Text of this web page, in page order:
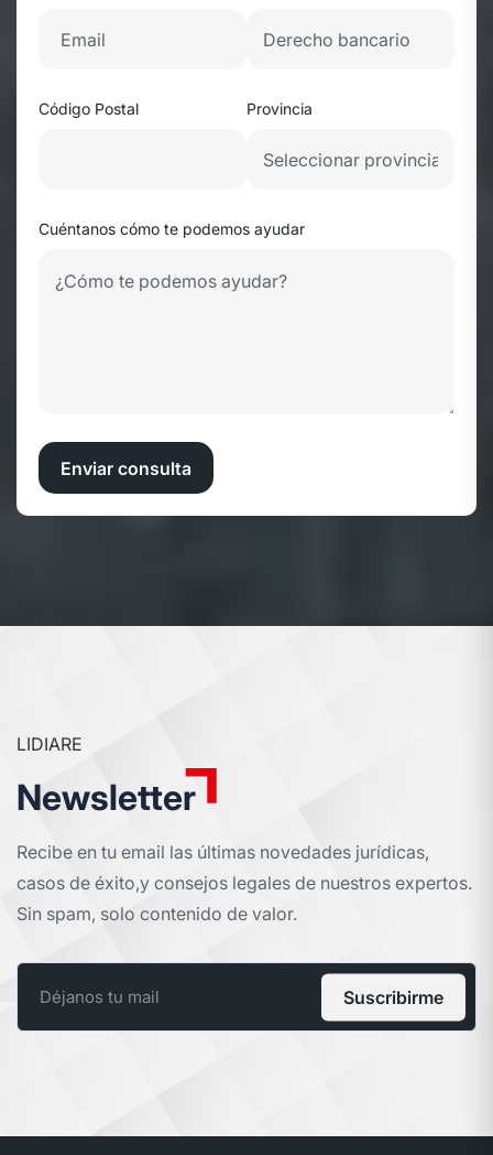
Código Postal Provincia
Cuéntanos cómo te podemos ayudar
Enviar consulta
LIDIARE
Newsletter
Recibe en tu email las últimas novedades jurídicas,
casos de éxito,y consejos legales de nuestros expertos.
Sin spam, solo contenido de valor.
Suscribirme